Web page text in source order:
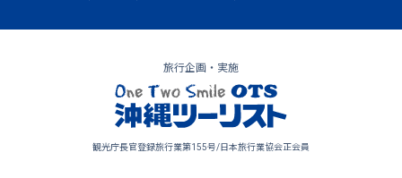
旅行企画・実施
観光庁長官登録旅行業第155号/日本旅行業協会正会員